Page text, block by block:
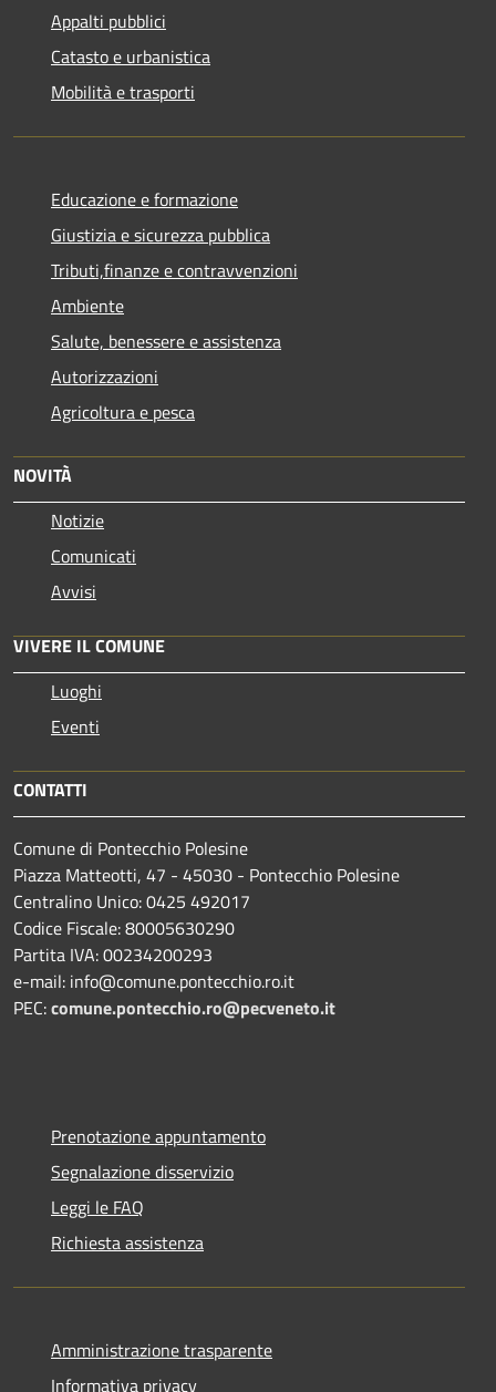
Appalti pubblici
Catasto e urbanistica
Mobilità e trasporti
Educazione e formazione
Giustizia e sicurezza pubblica
Tributi,finanze e contravvenzioni
Ambiente
Salute, benessere e assistenza
Autorizzazioni
Agricoltura e pesca
NOVITÀ
Notizie
Comunicati
Avvisi
VIVERE IL COMUNE
Luoghi
Eventi
CONTATTI
Comune di Pontecchio Polesine
Piazza Matteotti, 47 - 45030 - Pontecchio Polesine
Centralino Unico: 0425 492017
Codice Fiscale: 80005630290
Partita IVA: 00234200293
e-mail: info@comune.pontecchio.ro.it
PEC:comune.pontecchio.ro@pecveneto.it
Prenotazione appuntamento
Segnalazione disservizio
Leggi le FAQ
Richiesta assistenza
Amministrazione trasparente
Informativa privacy